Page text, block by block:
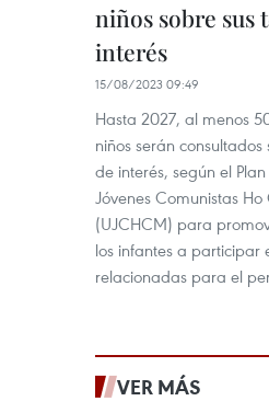
niños sobre sus
interés
15/08/2023 09:49
Hasta 2027, al menos
niños serán
de interés, según el
Jóvenes Comunistas Ho
(UJCHCM) para
los infantes a participar
relacionadas para el
VER MÁS